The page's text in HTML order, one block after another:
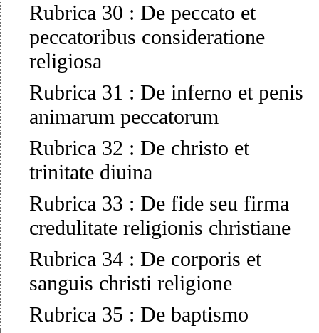
Rubrica 30 : De peccato et
peccatoribus consideratione
religiosa
Rubrica 31 : De inferno et penis
animarum peccatorum
Rubrica 32 : De christo et
trinitate diuina
Rubrica 33 : De fide seu firma
credulitate religionis christiane
Rubrica 34 : De corporis et
sanguis christi religione
Rubrica 35 : De baptismo